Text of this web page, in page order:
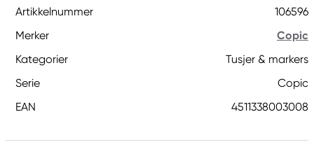
Artikkelnummer
106596
Merker
Copic
Kategorier
Tusjer & markers
Serie
Copic
EAN
4511338003008